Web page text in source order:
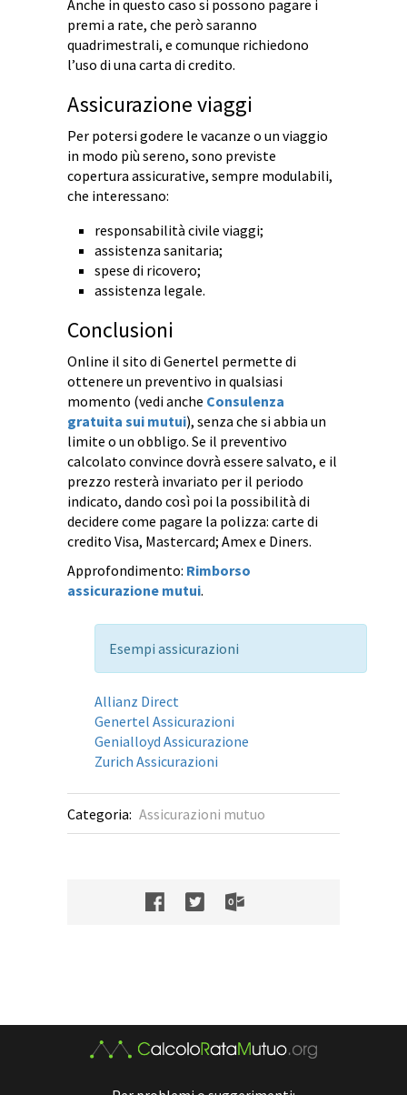
Anche in questo caso si possono pagare i
premi a rate, che però saranno
quadrimestrali, e comunque richiedono
l’uso di una carta di credito.
Assicurazione viaggi
Per potersi godere le vacanze o un viaggio
in modo più sereno, sono previste
copertura assicurative, sempre modulabili,
che interessano:
responsabilità civile viaggi;
assistenza sanitaria;
spese di ricovero;
assistenza legale.
Conclusioni
Online il sito di Genertel permette di
ottenere un preventivo in qualsiasi
momento (vedi anche Consulenza
gratuita sui mutui), senza che si abbia un
limite o un obbligo. Se il preventivo
calcolato convince dovrà essere salvato, e il
prezzo resterà invariato per il periodo
indicato, dando così poi la possibilità di
decidere come pagare la polizza: carte di
credito Visa, Mastercard; Amex e Diners.
Approfondimento: Rimborso
assicurazione mutui.
Esempi assicurazioni
Allianz Direct
Genertel Assicurazioni
Genialloyd Assicurazione
Zurich Assicurazioni
Categoria: Assicurazioni mutuo